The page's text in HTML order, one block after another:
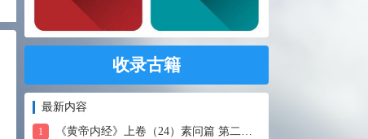
收录古籍
最新内容
1 《黄帝内经》上卷（24）素问篇 第二十四篇 血气形志篇第